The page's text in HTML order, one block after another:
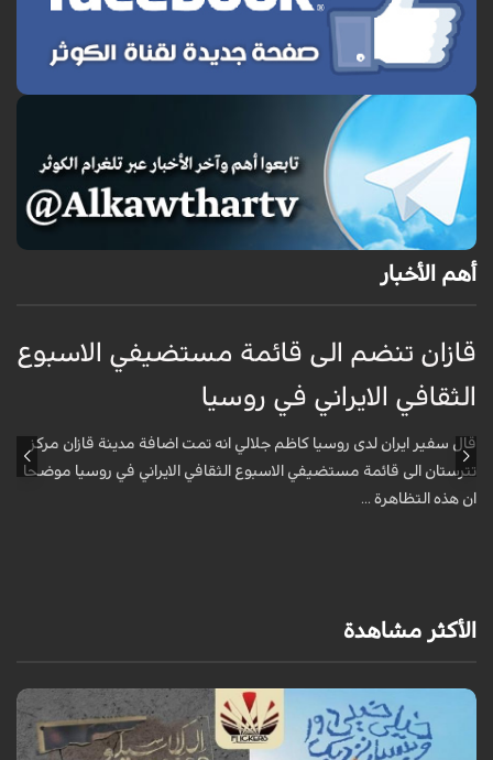
أهم الأخبار
قازان تنضم الى قائمة مستضيفي الاسبوع
الثقافي الايراني في روسيا
قال سفير ايران لدى روسيا كاظم جلالي انه تمت اضافة مدينة قازان مركز
تترستان الى قائمة مستضيفي الاسبوع الثقافي الايراني في روسيا موضحا
ان هذه التظاهرة ...
الأكثر مشاهدة